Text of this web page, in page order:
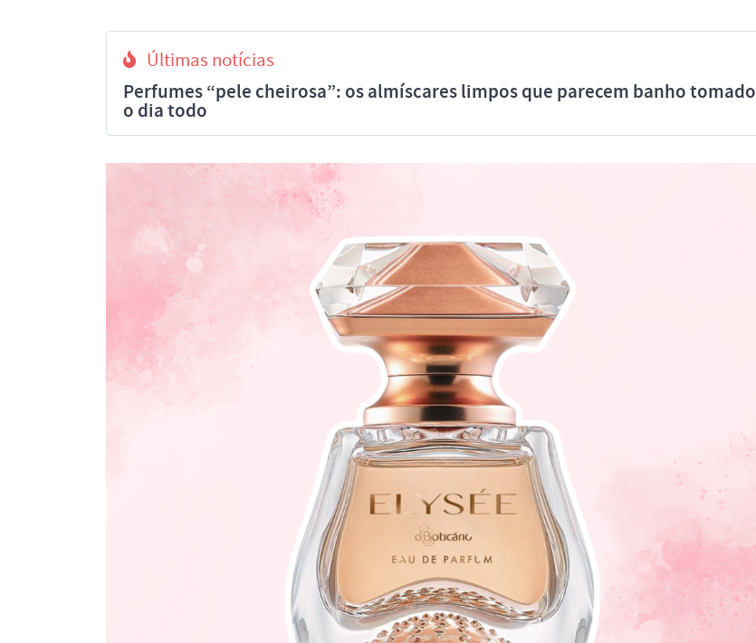
Últimas notícias
Perfumes “pele cheirosa”: os almíscares limpos que parecem banho tomado
o dia todo